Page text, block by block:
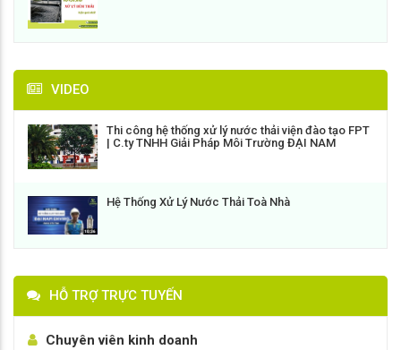
VIDEO
Thi công hệ thống xử lý nước thải viện đào tạo FPT
| C.ty TNHH Giải Pháp Môi Trường ĐẠI NAM
Hệ Thống Xử Lý Nước Thải Toà Nhà
HỖ TRỢ TRỰC TUYẾN
Chuyên viên kinh doanh